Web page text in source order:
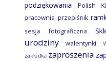
podziękowania Polish
pracownia przepiśnik
sesja fotograficzna
urodziny walentynki
zakładka zaproszenia